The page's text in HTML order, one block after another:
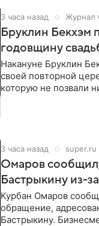
3 часа назад Журнал
Бруклин Бекхэм
годовщину
Накануне Бруклин
своей повторной
которую не позвали
3 часа назад super.ru
Омаров
Бастрыкину из-
Курбан Омаров
обращение,
Бастрыкину.